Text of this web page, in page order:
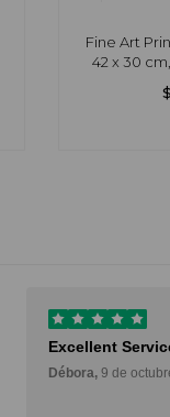
Fine Art
42 x 30
Excellent
Débora, 9 de